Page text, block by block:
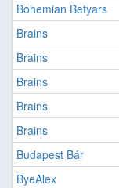
Bohemian Betyars
Brains
Brains
Brains
Brains
Brains
Budapest Bár
ByeAlex